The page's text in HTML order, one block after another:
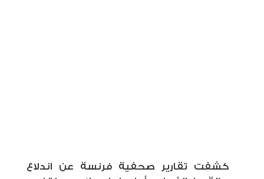
كشفت تقارير صحفية فرنسة عن اندلاع